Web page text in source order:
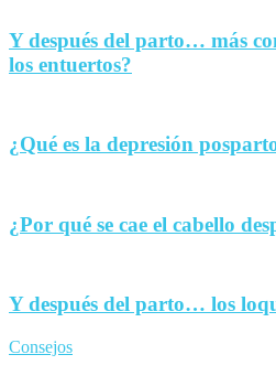
Y después del parto… más
los entuertos?
¿Qué es la depresión
¿Por qué se cae el cabello
Y después del parto… los
Consejos